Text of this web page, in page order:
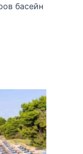
басейн